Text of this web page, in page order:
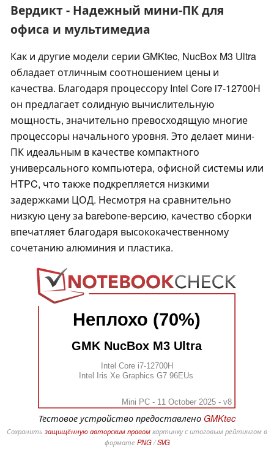
Вердикт - Надежный мини-ПК для
офиса и мультимедиа
Как и другие модели серии GMKtec, NucBox M3 Ultra
обладает отличным соотношением цены и
качества. Благодаря процессору Intel Core i7-12700H
он предлагает солидную вычислительную
мощность, значительно превосходящую многие
процессоры начального уровня. Это делает мини-
ПК идеальным в качестве компактного
универсального компьютера, офисной системы или
HTPC, что также подкрепляется низкими
задержками ЦОД. Несмотря на сравнительно
низкую цену за barebone-версию, качество сборки
впечатляет благодаря высококачественному
сочетанию алюминия и пластика.
Неплохо (70%)
GMK NucBox M3 Ultra
Intel Core i7-12700H
Intel Iris Xe Graphics G7 96EUs
Mini PC - 11 October 2025 - v8
Тестовое устройство предоставлено GMKtec
Сохранить защищённую авторским правомкартинку с итоговым рейтингом в
формате PNG/SVG